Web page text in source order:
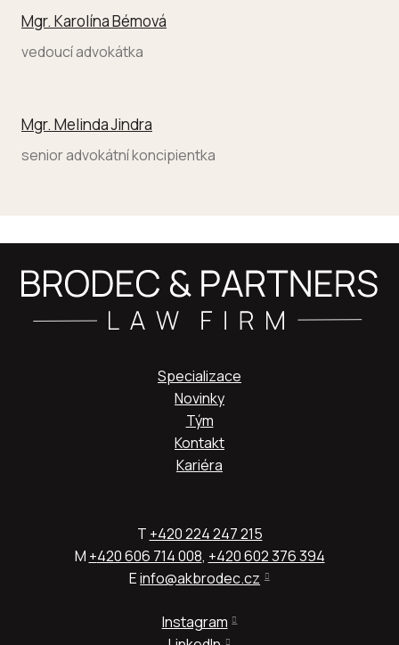
Mgr. Karolína Bémová
vedoucí advokátka
Mgr. Melinda Jindra
senior advokátní koncipientka
Specializace
Novinky
Tým
Kontakt
Kariéra
T +420 224 247 215
M +420 606 714 008, +420 602 376 394
Einfo@akbrodec.cz
Instagram